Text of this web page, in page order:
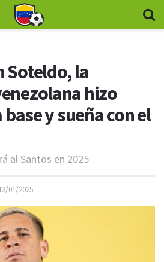
Soteldo, la
hizo
y sueña con el
al Santos en 2025
01/2025